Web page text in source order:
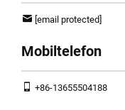
[email protected]
Mobiltelefon
+86-13655504188